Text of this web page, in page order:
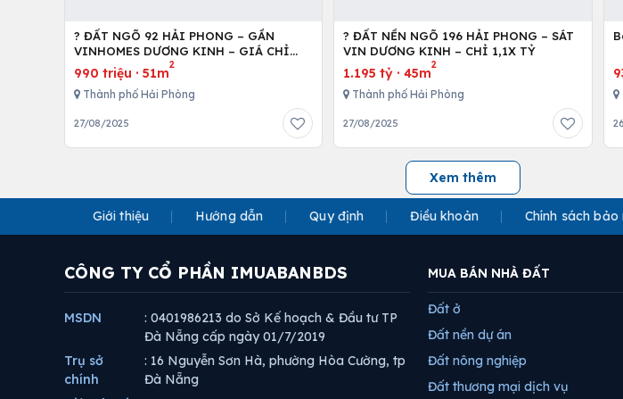
? ĐẤT NGÕ 92 HẢI PHONG – GẦN
VINHOMES DƯƠNG KINH – GIÁ CHỈ
9XX TRIỆU!!!
990 triệu · 51m
2
Thành phố Hải Phòng
27/08/2025
? ĐẤT NỀN NGÕ 196 HẢI PHONG – SÁT
VIN DƯƠNG KINH – CHỈ 1,1X TỶ
1.195 tỷ ·45m
2
Thành phố Hải Phòng
27/08/2025
Xem thêm
Giới thiệu Hướng dẫn Quy định Điều khoản Chính sách bảo
CÔNG TY CỔ PHẦN IMUABANBDS
MSDN
: 0401986213 do Sở Kế hoạch & Đầu tư TP
Đà Nẵng cấp ngày 01/7/2019
Trụ sở
chính
: 16 Nguyễn Sơn Hà, phường Hòa Cường, tp
Đà Nẵng
MUA BÁN NHÀ ĐẤT
Đất ở
Đất nền dự án
Đất nông nghiệp
Đất thương mại dịch vụ